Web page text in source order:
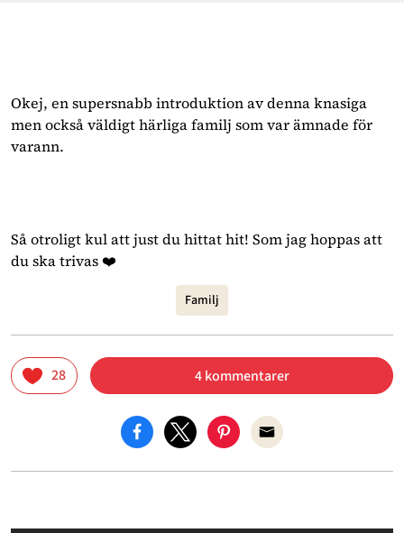
Okej, en supersnabb introduktion av denna knasiga
men också väldigt härliga familj som var ämnade för
varann.
Så otroligt kul att just du hittat hit! Som jag hoppas att
du ska trivas ❤️
Familj
28 4 kommentarer